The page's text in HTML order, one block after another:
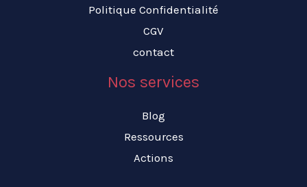
Politique Confidentialité
CGV
contact
Nos services
Blog
Ressources
Actions